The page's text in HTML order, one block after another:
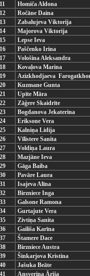
11
Homiča Aldona
12
Ročāne Daina
13
Zabalujeva Viktorija
14
Majorova Viktorija
15
Lepse Ieva
16
Paščenko Irina
17
Vološina Aleksandra
18
Kovaļova Marina
19
Azizkhodjaeva
20
Kuzmane Gunta
21
Upīte Māra
22
Zāģere Skaidrīte
23
Bogdanova Jekaterina
24
Eriksone Vera
25
Kalniņa Lidija
26
Vīlistere Sanita
27
Voldiņa Laura
28
Mazjāne Ieva
29
Gāga Baiba
30
Pavāre Laura
31
Isajeva Alīna
32
Birzniece Inga
33
Galsone Ramona
34
Gurtajute Vera
35
Zivtiņa Sanita
36
Gailiša Karīna
37
Štamere Dace
38
Birzniece Austra
39
Šinkarjova Kristina
40
Jašuka Beāte
41
Ansveriņa Ārija